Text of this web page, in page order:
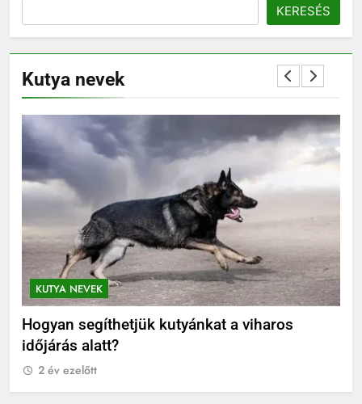
KERESÉS
Kutya nevek
a viharos
KUTYA NEVEK KUTYA NEVEK
Orosz kutya nevek